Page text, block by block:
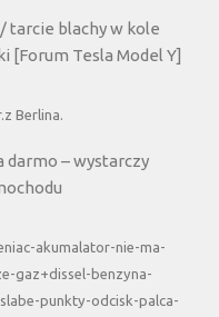
tarcie blachy w kole
[Forum Tesla Model Y]
Berlina.
darmo – wystarczy
akumalator-nie-ma-
gaz+dissel-benzyna-
punkty-odcisk-palca-